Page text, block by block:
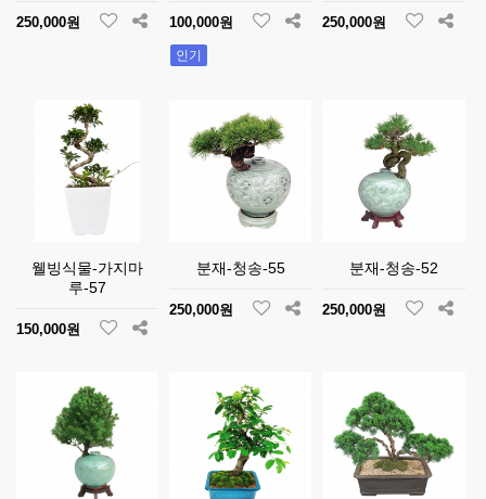
250,000원 100,000원
인기
250,000원
웰빙식물-가지마
루-57
150,000원
분재-청송-55
250,000원
분재-청송-52
250,000원